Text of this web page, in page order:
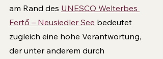
am Rand des UNESCO Welterbes
Fertő – Neusiedler See bedeutet
zugleich eine hohe Verantwortung,
der unter anderem durch